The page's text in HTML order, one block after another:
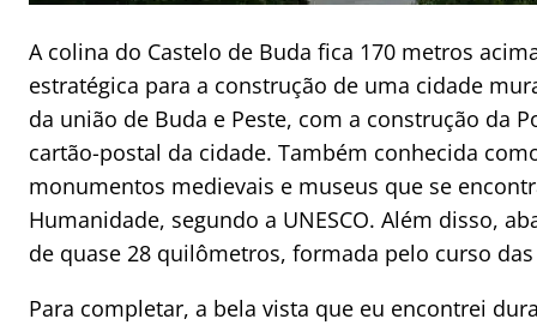
A colina do Castelo de Buda fica 170 metros
estratégica para a construção de uma cidade
da união de Buda e Peste, com a construção da
cartão-postal da cidade. Também conhecida
monumentos medievais e museus que se
Humanidade, segundo a UNESCO. Além disso,
de quase 28 quilômetros, formada pelo curso
Para completar, a bela vista que eu encontrei